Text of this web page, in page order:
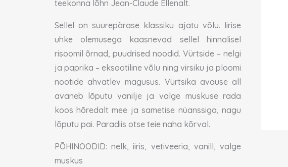
teekonna lõhn Jean-Claude Ellenalt.
Sellel on suurepärase klassiku ajatu võlu. Iirise
uhke olemusega kaasnevad sellel hinnalisel
risoomil õrnad, puudrised noodid. Vürtside – nelgi
ja paprika – eksootiline võlu ning virsiku ja ploomi
nootide ahvatlev magusus. Vürtsika avause all
avaneb lõputu vanilje ja valge muskuse rada
koos hõredalt mee ja sametise nüanssiga, nagu
lõputu pai. Paradiis otse teie naha kõrval.
PÕHINOODID: nelk, iiris, vetiveeria, vanill, valge
muskus